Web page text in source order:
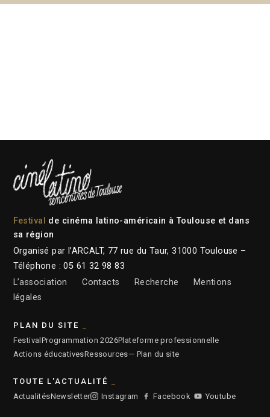
Festival
de cinéma latino-américain à Toulouse et dans
sa région
Organisé par l’ARCALT, 77 rue du Taur, 31000 Toulouse –
Téléphone : 05 61 32 98 83
L’association
Contacts Recherche
Mentions
légales
PLAN DU SITE
Festival Programmation 2026Plateforme professionnelle
Actions éducativesRessources— Plan du site
TOUTE L'ACTUALITÉ
ActualitésNewsletter Instagram Facebook Youtube